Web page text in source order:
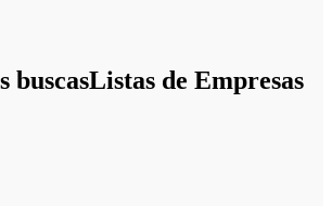
buscasListas de Empresas